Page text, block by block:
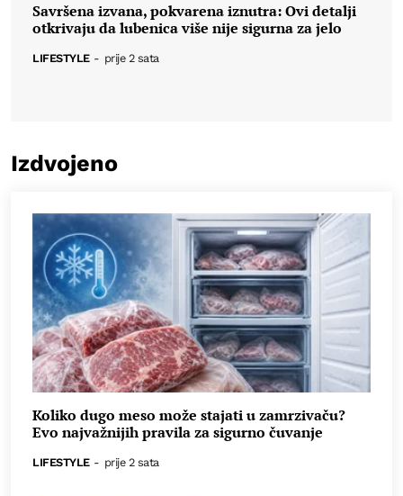
Savršena izvana, pokvarena iznutra: Ovi detalji
otkrivaju da lubenica više nije sigurna za jelo
LIFESTYLE - prije 2 sata
Izdvojeno
Koliko dugo meso može stajati u zamrzivaču?
Evo najvažnijih pravila za sigurno čuvanje
LIFESTYLE - prije 2 sata